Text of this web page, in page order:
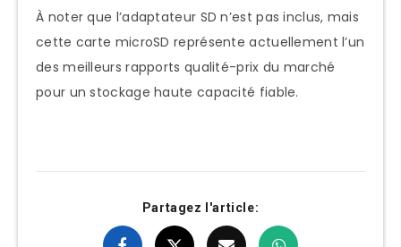
À noter que l’adaptateur SD n’est pas inclus, mais
cette carte microSD représente actuellement l’un
des meilleurs rapports qualité-prix du marché
pour un stockage haute capacité fiable.
Partagez l'article: